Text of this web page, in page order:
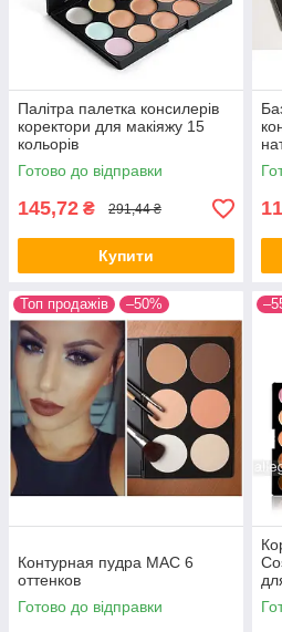
різних металевих відтінків.
Коректори (15 кольорів) +
MAC 190
Ідеально вирівнюють,
покриву, якісно усувають
Підібрати
Палітра палетка консилерів
коректори для макіяжу 15
кольорів
Готово до відправки
145,72 ₴ 291,44 ₴
Купити
Топ продажів –50%
Контурная пудра МАС 6
оттенков
Готово до відправки
Mac